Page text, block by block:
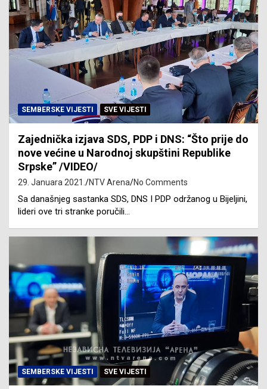
SEMBERSKE VIJESTI SVE VIJESTI
Zajednička izjava SDS, PDP i DNS: “Što prije do
nove većine u Narodnoj skupštini Republike
Srpske” /VIDEO/
29. Januara 2021. NTV Arena No Comments
Sa današnjeg sastanka SDS, DNS I PDP održanog u Bijeljini,
lideri ove tri stranke poručili…
SEMBERSKE VIJESTI SVE VIJESTI